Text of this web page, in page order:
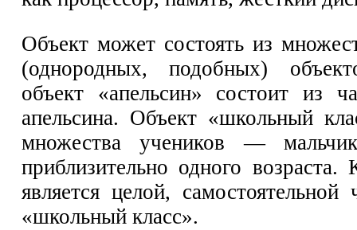
Объект может состоять из
(однородных, подобных)
объект «апельсин» состоит из
апельсина. Объект «школьный
множества учеников —
приблизительно одного
является целой, самостоятельной
«школьный класс».